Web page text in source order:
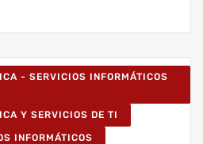
- SERVICIOS INFORMÁTICOS
Y SERVICIOS DE TI
INFORMÁTICOS